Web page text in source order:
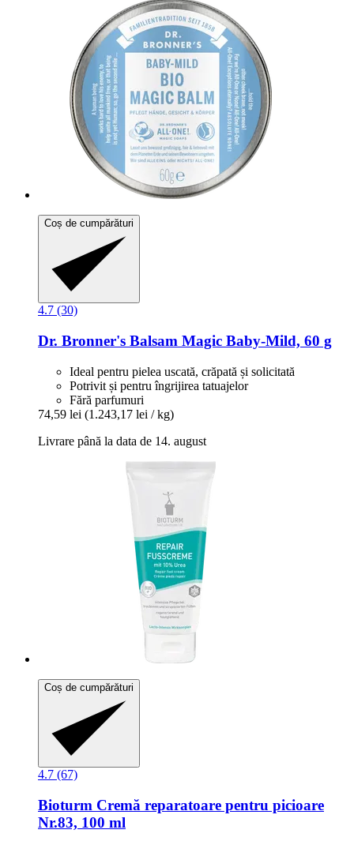
Coș de cumpărături
4.7 (30)
Dr. Bronner's Balsam Magic Baby-​Mild, 60 g
Ideal pentru pielea uscată, crăpată și solicitată
Potrivit și pentru îngrijirea tatuajelor
Fără parfumuri
74,59 lei (1.243,17 lei / kg)
Livrare până la data de 14. august
Coș de cumpărături
4.7 (67)
Bioturm Cremă reparatoare pentru picioare
Nr.83, 100 ml